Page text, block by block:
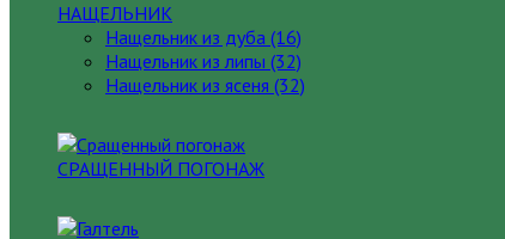
НАЩЕЛЬНИК
Нащельник из дуба (16)
Нащельник из липы (32)
Нащельник из ясеня (32)
СРАЩЕННЫЙ ПОГОНАЖ